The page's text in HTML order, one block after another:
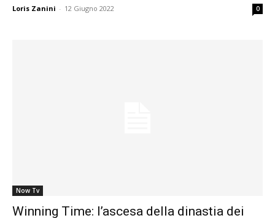
Loris Zanini - 12 Giugno 2022 0
Now Tv
Winning Time: l’ascesa della dinastia dei